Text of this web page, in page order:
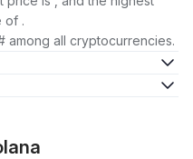
of .
among all cryptocurrencies.